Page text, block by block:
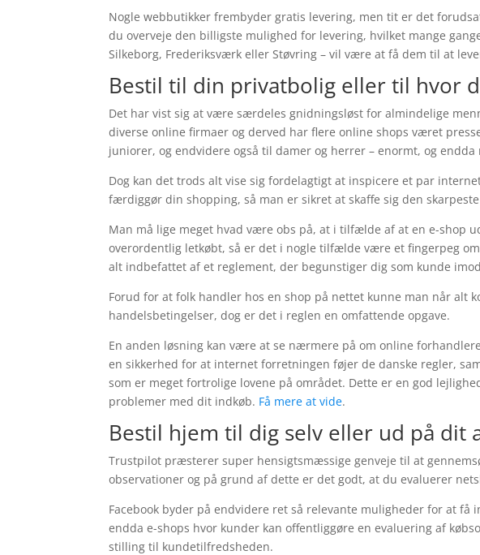
Nogle webbutikker frembyder gratis levering, men tit er det
du overveje den billigste mulighed for levering, hvilket mange
Silkeborg, Frederiksværk eller Støvring – vil være at få dem til at
Bestil til din privatbolig eller til hvor
Det har vist sig at være særdeles gnidningsløst for almindelige
diverse online firmaer og derved har flere online shops været
juniorer, og endvidere også til damer og herrer – enormt, og
Dog kan det trods alt vise sig fordelagtigt at inspicere et par
færdiggør din shopping, så man er sikret at skaffe sig den
Man må lige meget hvad være obs på, at i tilfælde af at en e-shop
overordentlig letkøbt, så er det i nogle tilfælde være et fingerpeg
alt indbefattet af et reglement, der begunstiger dig som kunde
Forud for at folk handler hos en shop på nettet kunne man når alt
handelsbetingelser, dog er det i reglen en omfattende opgave.
En anden løsning kan være at se nærmere på om online
en sikkerhed for at internet forretningen føjer de danske regler,
som er meget fortrolige lovene på området. Dette er en god
problemer med dit indkøb. Få mere at vide.
Bestil hjem til dig selv eller ud på dit
Trustpilot præsterer super hensigtsmæssige genveje til at
observationer og på grund af dette er det godt, at du evaluerer
Facebook byder på endvidere ret så relevante muligheder for at
endda e-shops hvor kunder kan offentliggøre en evaluering af
stilling til kundetilfredsheden.